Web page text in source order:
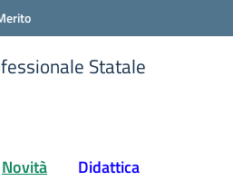
Statale
Novità Didattica